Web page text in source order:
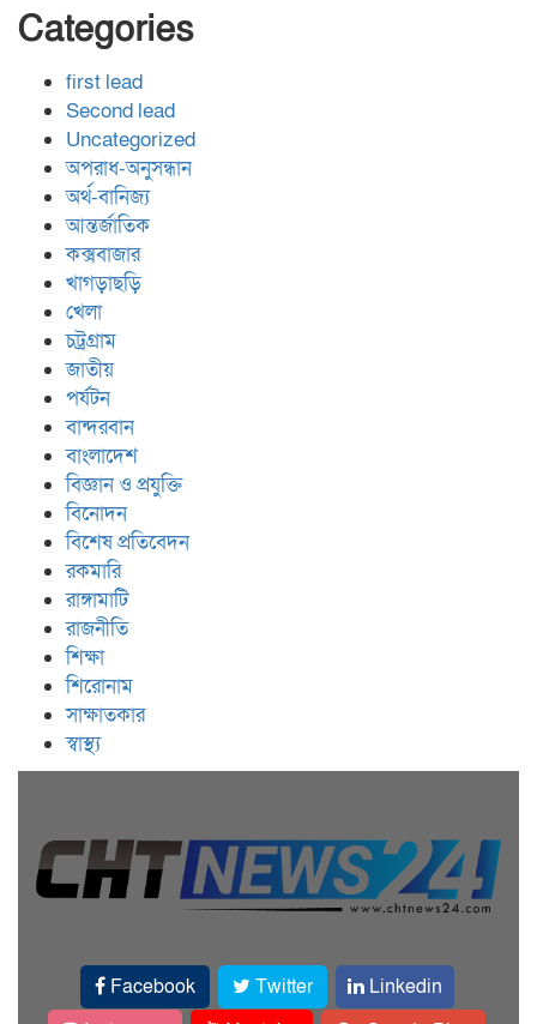
Categories
first lead
Second lead
Uncategorized
অপরাধ-অনুসন্ধান
অর্থ-বানিজ্য
আন্তর্জাতিক
কক্সবাজার
খাগড়াছড়ি
খেলা
চট্রগ্রাম
জাতীয়
পর্যটন
বান্দরবান
বাংলাদেশ
বিজ্ঞান ও প্রযুক্তি
বিনোদন
বিশেষ প্রতিবেদন
রকমারি
রাঙ্গামাটি
রাজনীতি
শিক্ষা
শিরোনাম
সাক্ষাতকার
স্বাস্থ্য
Facebook Twitter
Linkedin